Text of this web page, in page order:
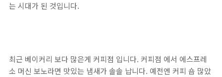
는 시대가 된 것입니다.
최근 베이커리 보다 많은게 커피점 입니다. 커피점 에서 에스프레
소 머신 보노라면 맛있는 냄새가 솔솔 납니다. 예전엔 커피 숍 많았